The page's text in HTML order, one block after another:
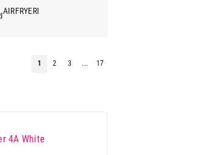
AIRFRYERI
1 2 3 ... 17